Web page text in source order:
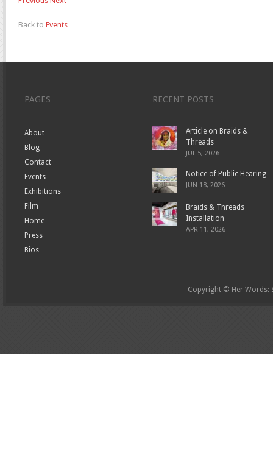
Back to Events
PAGES
About
Blog
Contact
Events
Exhibitions
Film
Home
Press
Bios
RECENT POSTS
Article on Braids &
Threads
JUL 5, 2026
Notice of Public Hearing
JUN 18, 2026
Braids & Threads
Installation
APR 11, 2026
Copyright © Her Words: